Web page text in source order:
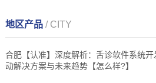
地区产品 / CITY
合肥【认准】深度解析：舌诊软件系统
动解决方案与未来趋势【怎么样?】